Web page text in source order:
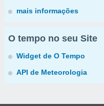
mais informações
O tempo no seu Site
Widget de O Tempo
API de Meteorologia